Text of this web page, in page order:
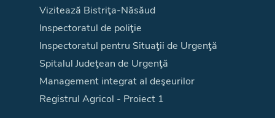
Vizitează Bistriţa-Năsăud
Inspectoratul de poliţie
Inspectoratul pentru Situaţii de Urgenţă
Spitalul Judeţean de Urgenţă
Management integrat al deşeurilor
Registrul Agricol - Proiect 1